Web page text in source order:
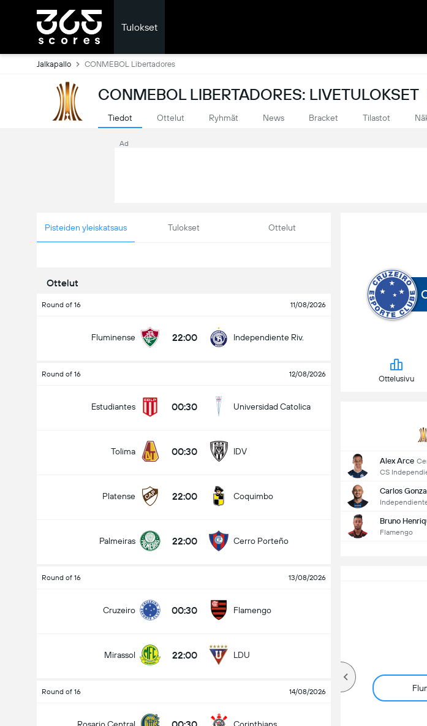
Tulokset
Jalkapallo CONMEBOL Libertadores
CONMEBOL LIBERTADORES: LIVETULOKSET
Tiedot Ottelut Ryhmät News Bracket Tilastot
Ad
Pisteiden yleiskatsaus Tulokset Ottelut
Ottelut
Round of 16 11/08/2026
Fluminense 22:00 Independiente Riv.
Round of 16 12/08/2026
Estudiantes 00:30 Universidad Catolica
Tolima 00:30 IDV
Platense 22:00 Coquimbo
Palmeiras 22:00 Cerro Porteño
Round of 16 13/08/2026
Cruzeiro 00:30 Flamengo
Mirassol 22:00 LDU
Round of 16 14/08/2026
Ottelusivu
Alex Arce
CS
Carlos
Bruno
Flamengo
CONMEBOL Libertadores
Cerro Porteño